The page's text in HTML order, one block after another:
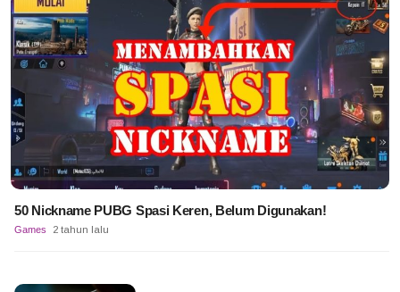
50 Nickname PUBG Spasi Keren, Belum Digunakan!
Games 2 tahun lalu